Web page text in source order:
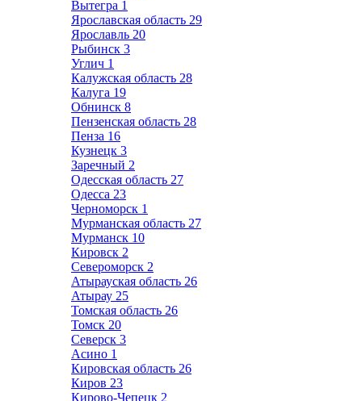
Вытегра 1
Ярославская область 29
Ярославль 20
Рыбинск 3
Углич 1
Калужская область 28
Калуга 19
Обнинск 8
Пензенская область 28
Пенза 16
Кузнецк 3
Заречный 2
Одесская область 27
Одесса 23
Черноморск 1
Мурманская область 27
Мурманск 10
Кировск 2
Североморск 2
Атырауская область 26
Атырау 25
Томская область 26
Томск 20
Северск 3
Асино 1
Кировская область 26
Киров 23
Кирово-Чепецк 2